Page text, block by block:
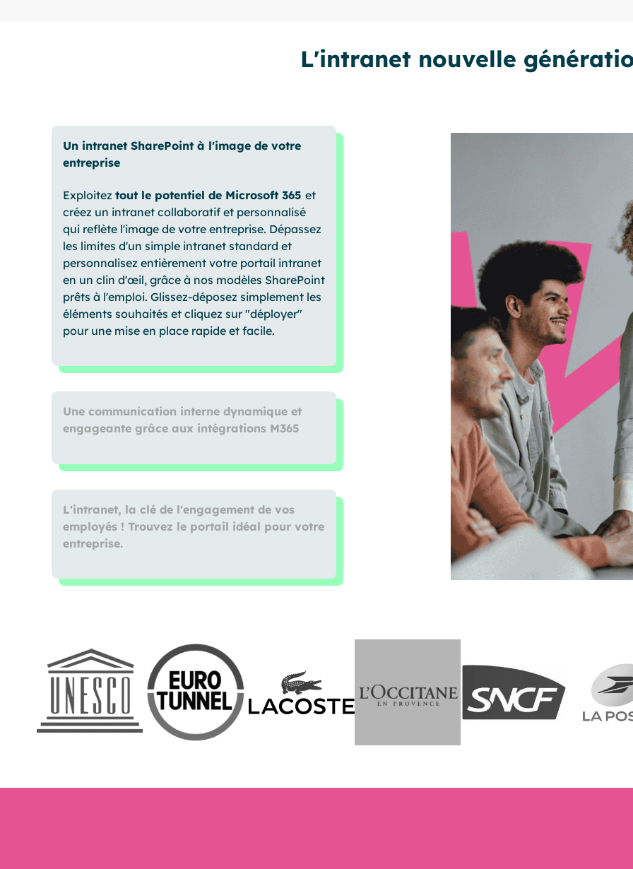
L'intranet nouvelle
Un intranet SharePoint à l'image de votre
entreprise
Exploitez tout le potentiel de Microsoft 365 et
créez un intranet collaboratif et personnalisé
qui reflète l'image de votre entreprise. Dépassez
les limites d'un simple intranet standard et
personnalisez entièrement votre portail intranet
en un clin d'œil, grâce à nos modèles SharePoint
prêts à l'emploi. Glissez-déposez simplement les
éléments souhaités et cliquez sur "déployer"
pour une mise en place rapide et facile.
Une communication interne dynamique et
engageante grâce aux intégrations M365
L'intranet, la clé de l'engagement de vos
employés ! Trouvez le portail idéal pour votre
entreprise.